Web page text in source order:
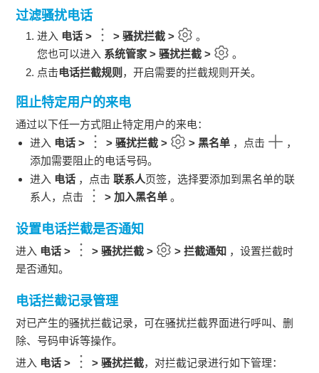
过滤骚扰电话
进入 电话 > >骚扰拦截 >
。
您也可以进入 系统管家 >骚扰拦截 >
。
点击电话拦截规则 ，开启需要的拦截规则开关。
阻止特定用户的来电
通过以下任一方式阻止特定用户的来电：
进入 电话 > >骚扰拦截 > >黑名单 ，点击
，
添加需要阻止的电话号码。
进入 电话 ，点击联系人页签，选择要添加到黑名单的联
系人，点击
>加入黑名单 。
设置电话拦截是否通知
进入 电话 > >骚扰拦截 > >拦截通知 ，设置拦截时
是否通知。
电话拦截记录管理
对已产生的骚扰拦截记录，可在骚扰拦截界面进行呼叫、删
除、号码申诉等操作。
进入 电话 > >骚扰拦截，对拦截记录进行如下管理：